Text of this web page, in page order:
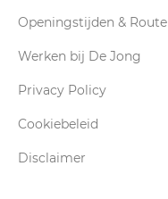
Openingstijden & Route
Werken bij De Jong
Privacy Policy
Cookiebeleid
Disclaimer